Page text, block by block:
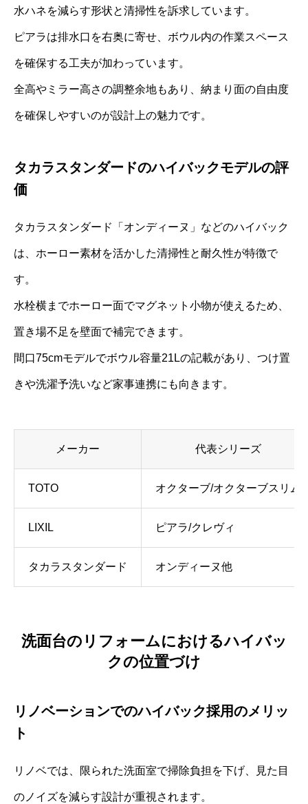
水ハネを減らす形状と清掃性を訴求しています。
ピアラは排水口を右奥に寄せ、ボウル内の作業スペース
を確保する工夫が加わっています。
全高やミラー高さの調整余地もあり、納まり面の自由度
を確保しやすいのが設計上の魅力です。
タカラスタンダードのハイバックモデルの評
価
タカラスタンダード「オンディーヌ」などのハイバック
は、ホーロー素材を活かした清掃性と耐久性が特徴で
す。
水栓横までホーロー面でマグネット小物が使えるため、
置き場不足を壁面で補完できます。
間口75cmモデルでボウル容量21Lの記載があり、つけ置
きや洗濯予洗いなど家事連携にも向きます。
メーカー 代表シリーズ
TOTO オクターブ/オクターブスリム
LIXIL ピアラ/クレヴィ
タカラスタンダード オンディーヌ他
洗面台のリフォームにおけるハイバッ
クの位置づけ
リノベーションでのハイバック採用のメリッ
ト
リノベでは、限られた洗面室で掃除負担を下げ、見た目
のノイズを減らす設計が重視されます。